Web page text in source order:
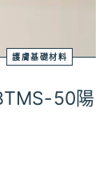
護膚基礎材料
50陽